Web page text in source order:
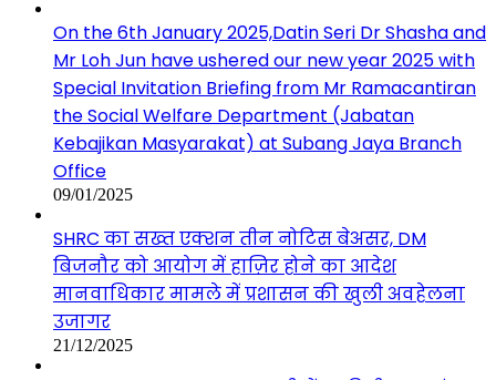
On the 6th January 2025,Datin Seri Dr Shasha and
Mr Loh Jun have ushered our new year 2025 with
Special Invitation Briefing from Mr Ramacantiran
the Social Welfare Department (Jabatan
Kebajikan Masyarakat) at Subang Jaya Branch
Office
09/01/2025
SHRC का सख्त एक्शन तीन नोटिस बेअसर, DM
बिजनौर को आयोग में हाज़िर होने का आदेश
मानवाधिकार मामले में प्रशासन की खुली अवहेलना
उजागर
21/12/2025